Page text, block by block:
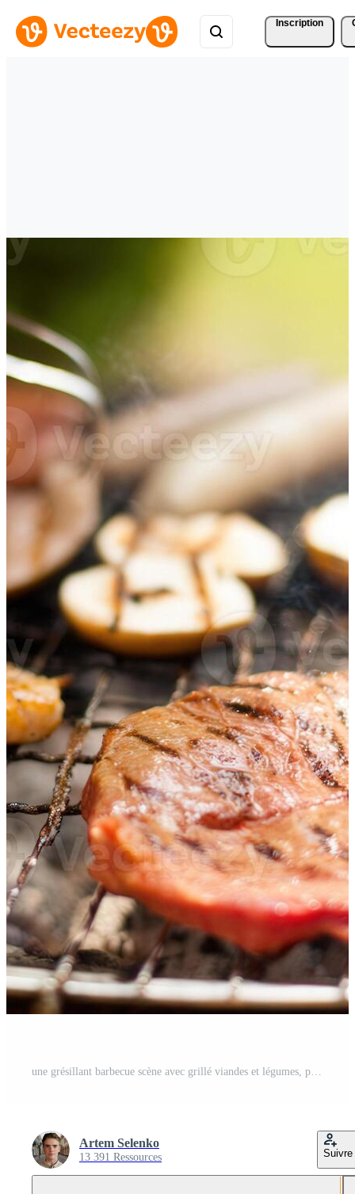
Inscription
une grésillant barbecue scène avec grillé viandes et légumes, parfait pour été rassemblements. Photo Pro
Artem Selenko
13 391 Ressources Suivre